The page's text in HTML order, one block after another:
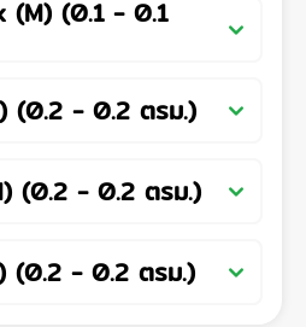
(M) (0.1- 0.1
(0.2 - 0.2 ตรม.)
(0.2 - 0.2 ตรม.)
(0.2 - 0.2 ตรม.)